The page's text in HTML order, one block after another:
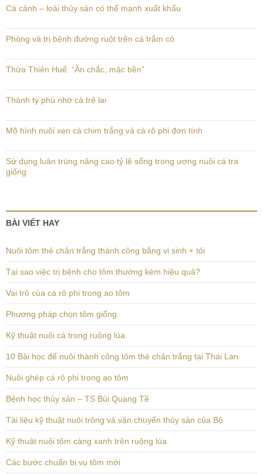
Cá cảnh – loài thủy sản có thế mạnh xuất khẩu
Phòng và trị bệnh đường ruột trên cá trắm cỏ
Thừa Thiên Huế: “Ăn chắc, mặc bền”
Thành tỷ phú nhờ cá trê lai
Mô hình nuôi xen cá chim trắng và cá rô phi đơn tính
Sử dụng luân trùng nâng cao tỷ lệ sống trong ương nuôi cá tra
giống
BÀI VIẾT HAY
Nuôi tôm thẻ chân trắng thành công bằng vi sinh + tỏi
Tại sao việc trị bệnh cho tôm thường kém hiệu quả?
Vai trò của cá rô phi trong ao tôm
Phương pháp chọn tôm giống
Kỹ thuật nuôi cá trong ruộng lúa
10 Bài học để nuôi thành công tôm thẻ chân trắng tại Thái Lan
Nuôi ghép cá rô phi trong ao tôm
Bệnh học thủy sản – TS Bùi Quang Tề
Tài liệu kỹ thuật nuôi trông và vận chuyển thủy sản của Bộ
Kỹ thuật nuôi tôm càng xanh trên ruộng lúa
Các bước chuẩn bị vụ tôm mới